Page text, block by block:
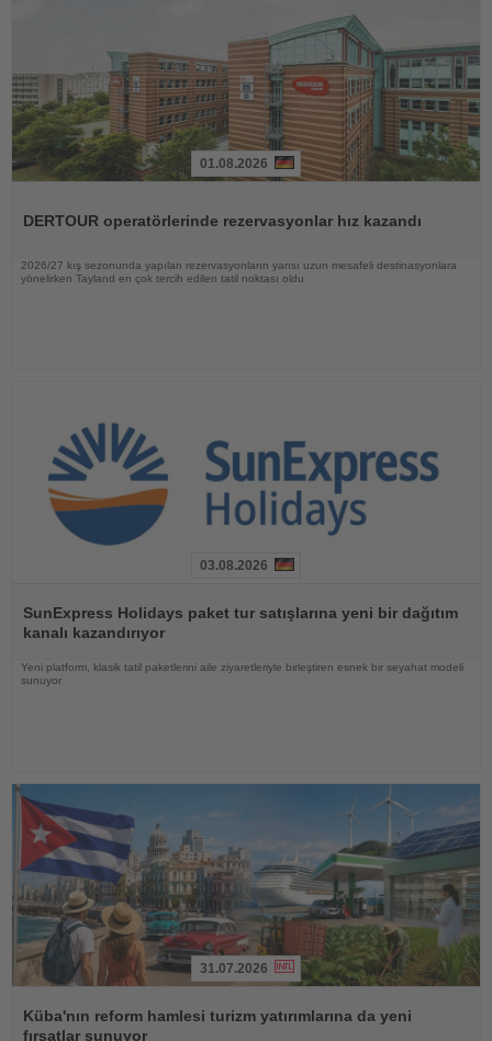
01.08.2026
DERTOUR operatörlerinde rezervasyonlar hız kazandı
2026/27 kış sezonunda yapılan rezervasyonların yarısı uzun mesafeli destinasyonlara
yönelirken Tayland en çok tercih edilen tatil noktası oldu
Oku
03.08.2026
SunExpress Holidays paket tur satışlarına yeni bir dağıtım
kanalı kazandırıyor
Yeni platform, klasik tatil paketlerini aile ziyaretleriyle birleştiren esnek bir seyahat modeli
sunuyor
Oku
31.07.2026
Küba'nın reform hamlesi turizm yatırımlarına da yeni
fırsatlar sunuyor